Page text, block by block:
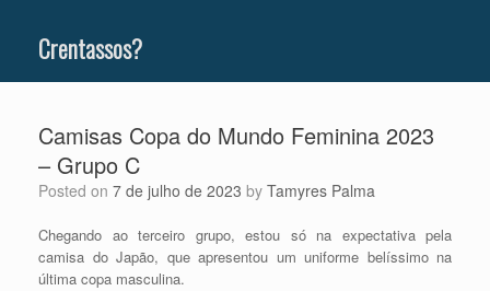
Crentassos?
Camisas Copa do Mundo Feminina 2023
– Grupo C
Posted on 7 de julho de 2023 by Tamyres Palma
Chegando ao terceiro grupo, estou só na expectativa pela
camisa do Japão, que apresentou um uniforme belíssimo na
última copa masculina.